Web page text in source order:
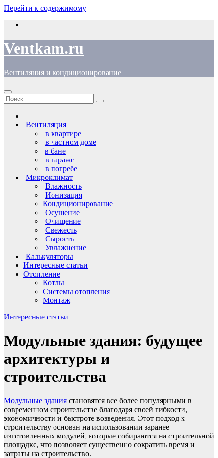
Перейти к содержимому
Ventkam.ru
Вентиляция и кондиционирование
Вентиляция
в квартире
в частном доме
в бане
в гараже
в погребе
Микроклимат
Влажность
Ионизация
Кондиционирование
Осушение
Очищение
Свежесть
Сырость
Увлажнение
Калькуляторы
Интересные статьи
Отопление
Котлы
Системы отопления
Монтаж
Интересные статьи
Модульные здания: будущее
архитектуры и
строительства
Модульные здания становятся все более популярными в
современном строительстве благодаря своей гибкости,
экономичности и быстроте возведения. Этот подход к
строительству основан на использовании заранее
изготовленных модулей, которые собираются на строительной
площадке, что позволяет существенно сократить время и
затраты на строительство.